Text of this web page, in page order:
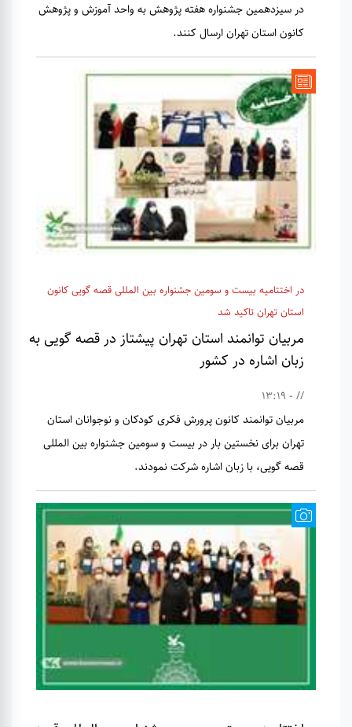
در سیزدهمین جشنواره هفته پژوهش به واحد آموزش و پژوهش
کانون استان تهران ارسال کنند.
در اختتامیه بیست و سومین جشنواره بین المللی قصه گویی کانون
استان تهران تاکید شد
مربیان توانمند استان تهران پیشتاز در قصه گویی به
زبان اشاره در کشور
// - 13:19
مربیان توانمند کانون پرورش فکری کودکان و نوجوانان استان
تهران برای نخستین بار در بیست و سومین جشنواره بین المللی
قصه گویی، با زبان اشاره شرکت نمودند.